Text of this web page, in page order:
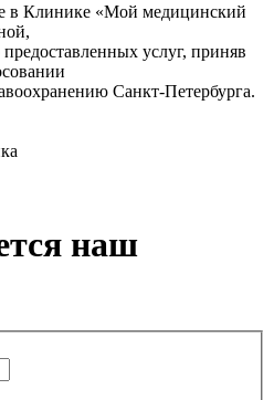
в Клинике «Мой медицинский
услуг, приняв
Санкт-Петербурга.
наш